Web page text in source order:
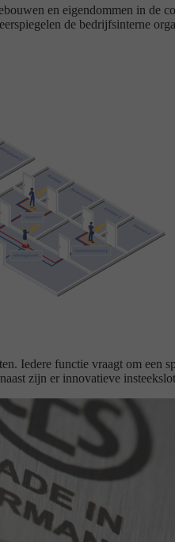
en eigendommen in de
de bedrijfsinterne
Iedere functie vraagt om
zijn er innovatieve